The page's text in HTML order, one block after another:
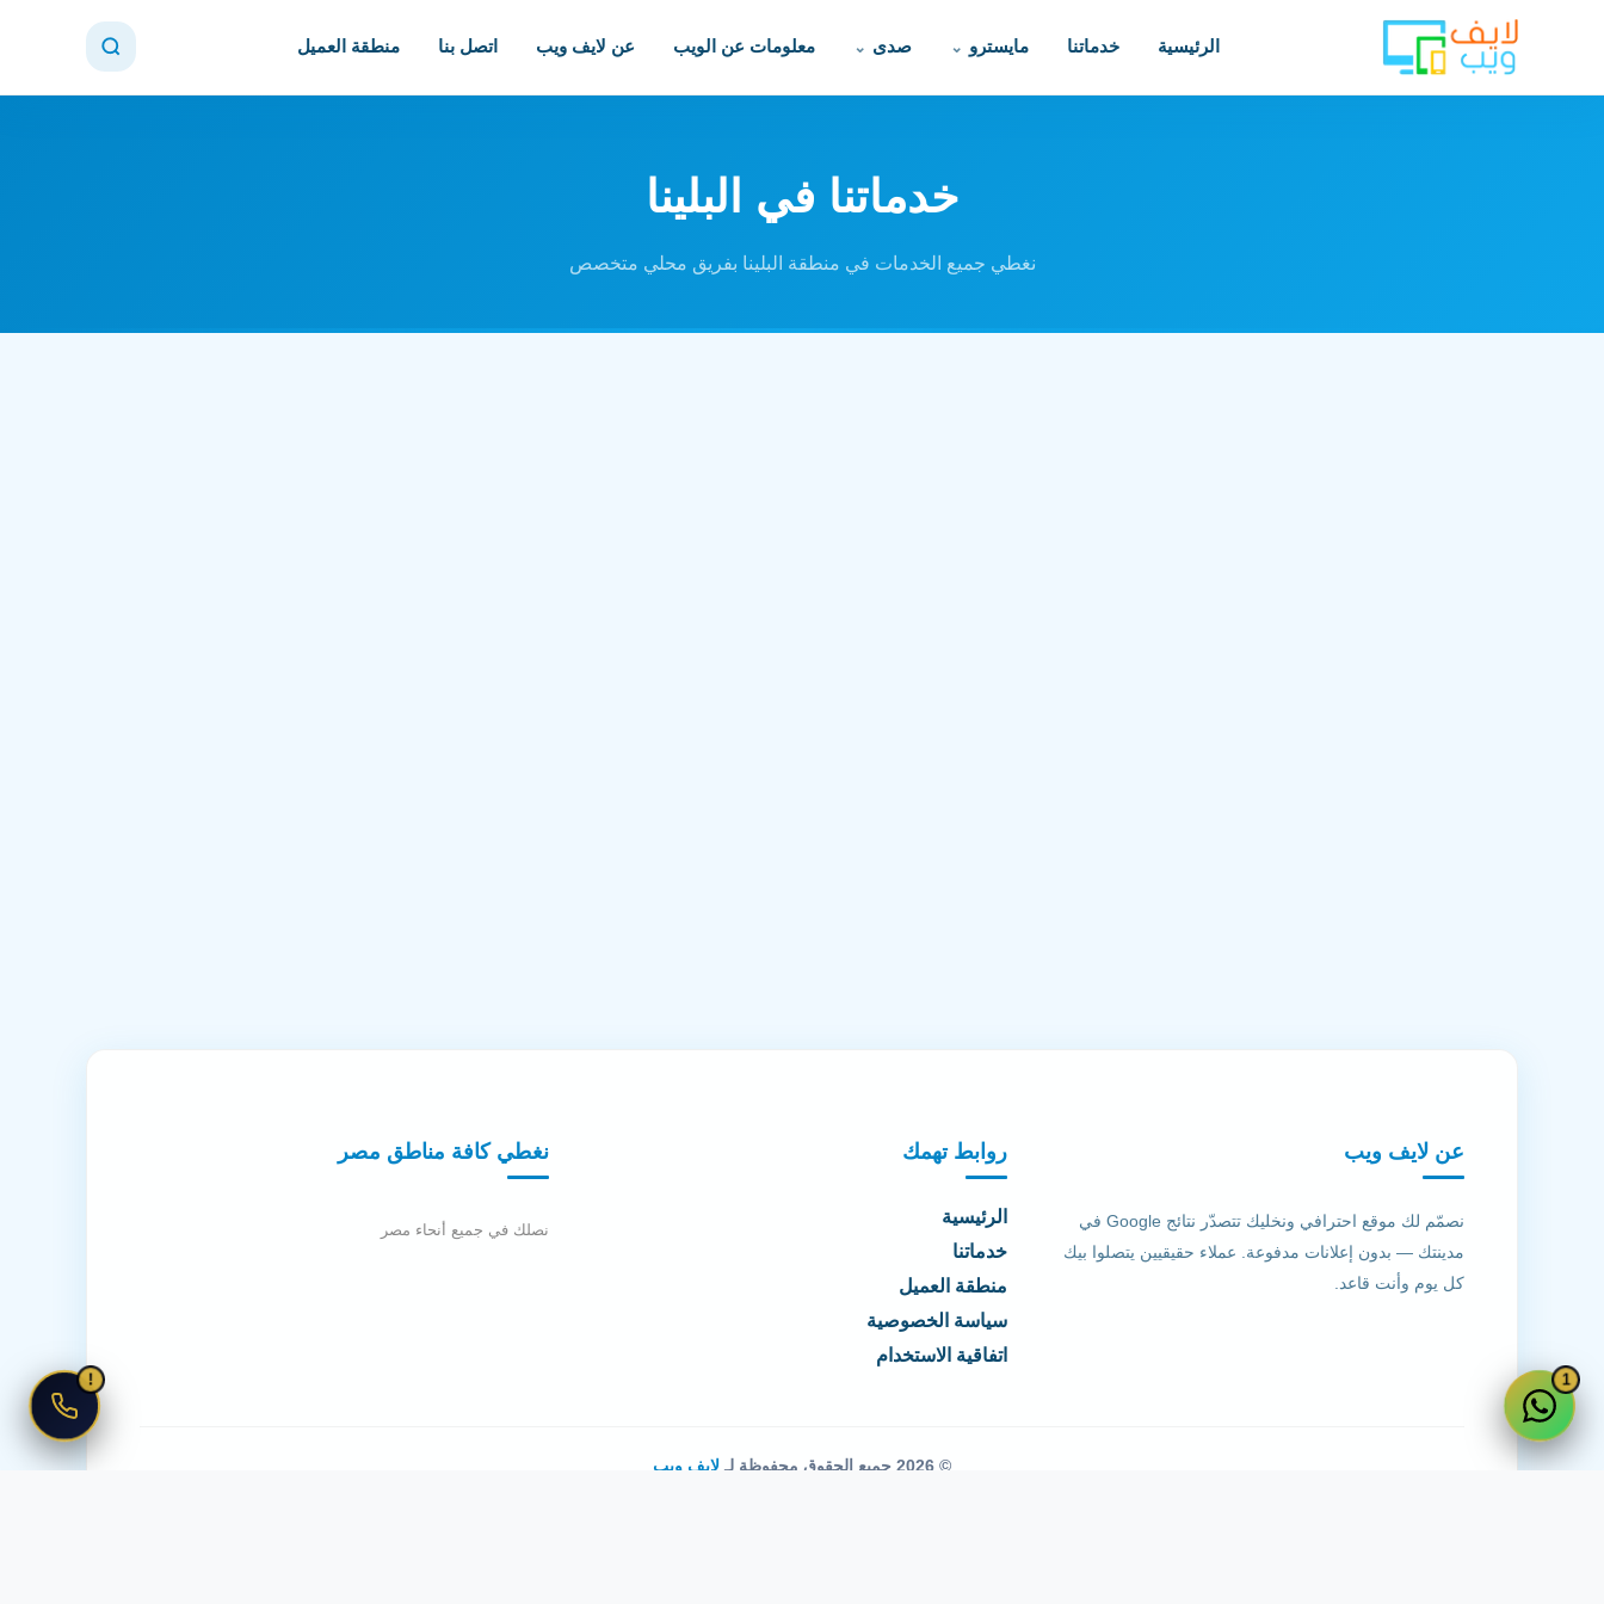
الرئيسية خدماتنا مايسترو صدى معلومات عن الويب عن لايف ويب اتصل بنا منطقة العميل
خدماتنا في البلينا
نغطي جميع الخدمات في منطقة البلينا بفريق محلي متخصص
عن لايف ويب
نصمّم لك موقع احترافي ونخليك تتصدّر نتائج Google في
مدينتك — بدون إعلانات مدفوعة. عملاء حقيقيين يتصلوا بيك
كل يوم وأنت قاعد.
روابط تهمك
الرئيسية
خدماتنا
منطقة العميل
سياسة الخصوصية
اتفاقية الاستخدام
نغطي كافة مناطق مصر
نصلك في جميع أنحاء مصر
© 2026 جميع الحقوق محفوظة لـ لايف ويب
1
!